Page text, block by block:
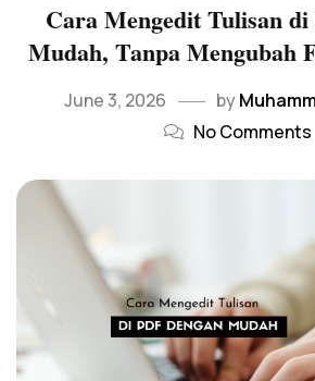
Cara Mengedit Tulisan di
Mudah, Tanpa Mengubah
June 3, 2026 by
No Comments